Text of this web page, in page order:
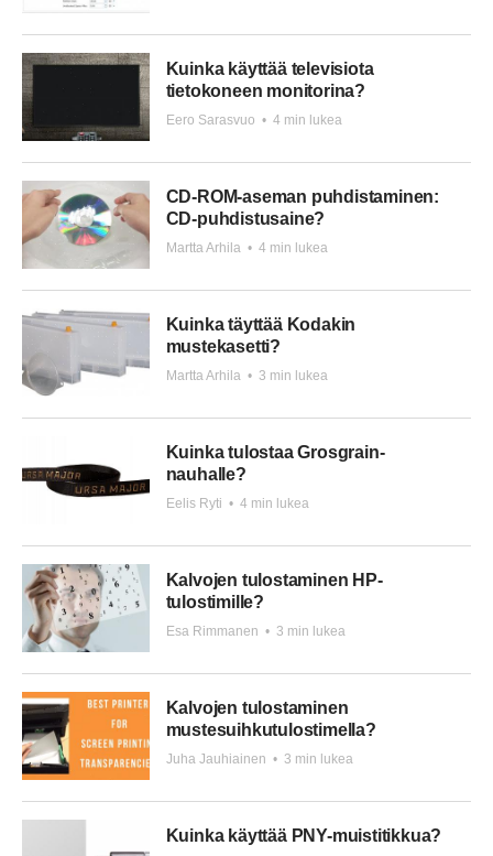
Kuinka käyttää televisiota
tietokoneen monitorina?
Eero Sarasvuo • 4 min lukea
CD-ROM-aseman puhdistaminen:
CD-puhdistusaine?
Martta Arhila • 4 min lukea
Kuinka täyttää Kodakin
mustekasetti?
Martta Arhila • 3 min lukea
Kuinka tulostaa Grosgrain-
nauhalle?
Eelis Ryti • 4 min lukea
Kalvojen tulostaminen HP-
tulostimille?
Esa Rimmanen • 3 min lukea
Kalvojen tulostaminen
mustesuihkutulostimella?
Juha Jauhiainen • 3 min lukea
Kuinka käyttää PNY-muistitikkua?